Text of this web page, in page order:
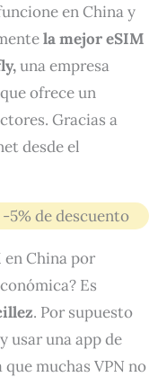
en China y
la mejor eSIM
una empresa
ofrece un
Gracias a
desde el
5% de descuento
en China por
Es
. Por supuesto
usar una app de
muchas VPN no